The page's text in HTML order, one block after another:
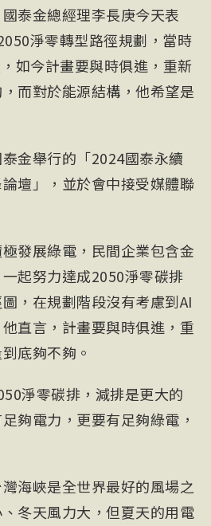
泰金總經理李長庚今天表
淨零轉型路徑規劃，當時
如今計畫要與時俱進，重新
而對於能源結構，他希望是
金舉行的「2024國泰永續
壇」，並於會中接受媒體聯
發展綠電，民間企業包含金
起努力達成2050淨零碳排
，在規劃階段沒有考慮到AI
直言，計畫要與時俱進，重
底夠不夠。
淨零碳排，減排是更大的
夠電力，更要有足夠綠電，
海峽是全世界最好的風場之
冬天風力大，但夏天的用電